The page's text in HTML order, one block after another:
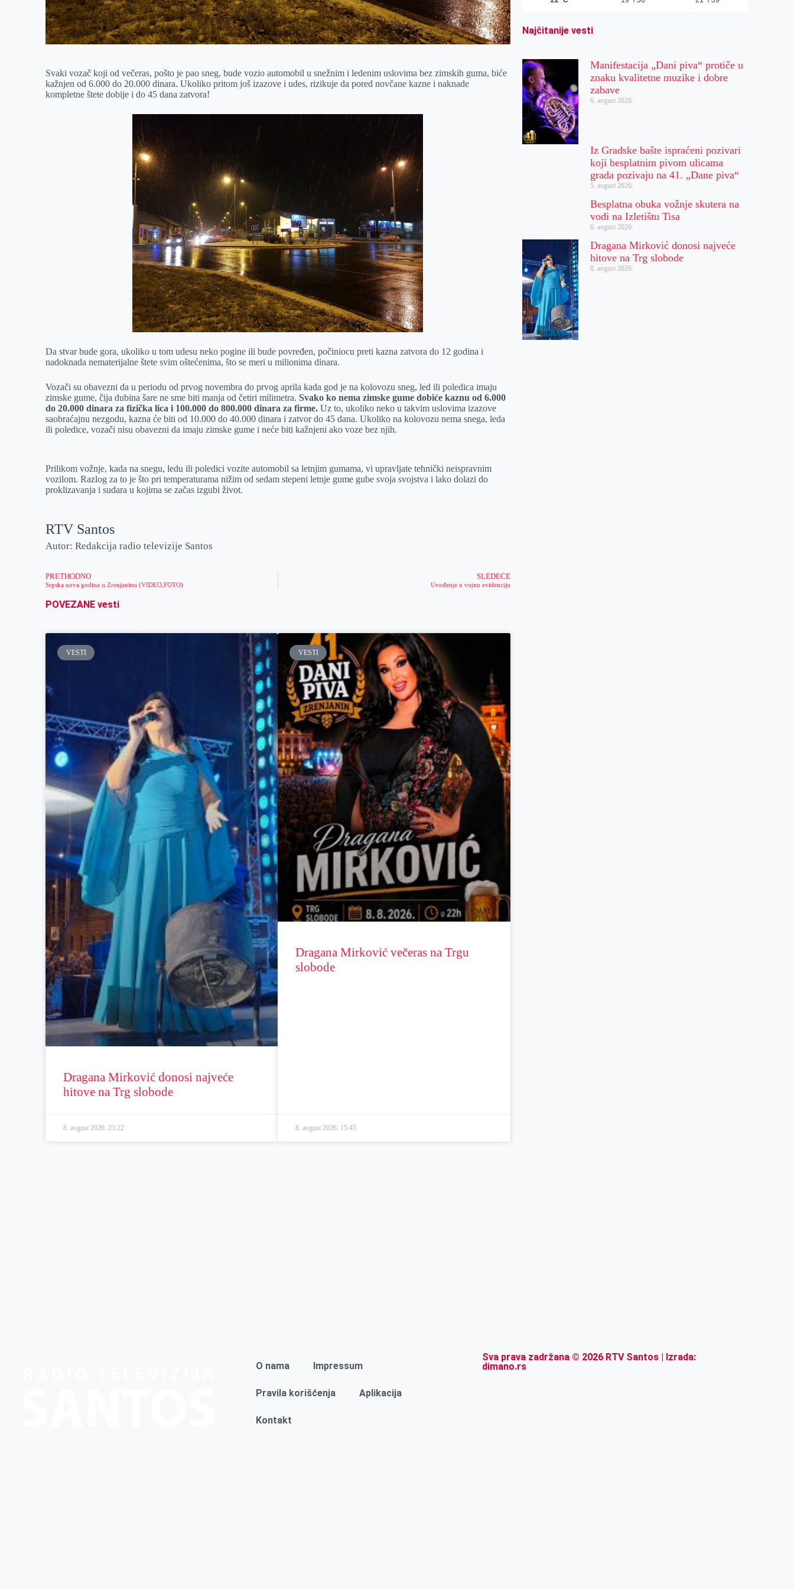
Svaki vozač koji od večeras, pošto je pao sneg, bude vozio automobil u snežnim i ledenim uslovima bez zimskih guma, biće
kažnjen od 6.000 do 20.000 dinara. Ukoliko pritom još izazove i udes, rizikuje da pored novčane kazne i naknade
kompletne štete dobije i do 45 dana zatvora!
Da stvar bude gora, ukoliko u tom udesu neko pogine ili bude povređen, počiniocu preti kazna zatvora do 12 godina i
nadoknada nematerijalne štete svim oštećenima, što se meri u milionima dinara.
Vozači su obavezni da u periodu od prvog novembra do prvog aprila kada god je na kolovozu sneg, led ili poledica imaju
zimske gume, čija dubina šare ne sme biti manja od četiri milimetra.Svako ko nema zimske gume dobiće kaznu od 6.000
do 20.000 dinara za fizička lica i 100.000 do 800.000 dinara za firme. Uz to, ukoliko neko u takvim uslovima izazove
saobraćajnu nezgodu, kazna će biti od 10.000 do 40.000 dinara i zatvor do 45 dana. Ukoliko na kolovozu nema snega, leda
ili poledice, vozači nisu obavezni da imaju zimske gume i neće biti kažnjeni ako voze bez njih.
Prilikom vožnje, kada na snegu, ledu ili poledici vozite automobil sa letnjim gumama, vi upravljate tehnički neispravnim
vozilom. Razlog za to je što pri temperaturama nižim od sedam stepeni letnje gume gube svoja svojstva i lako dolazi do
proklizavanja i sudara u kojima se začas izgubi život.
RTV Santos
Autor: Redakcija radio televizije Santos
PRETHODNO
Srpska nova godina u Zrenjaninu (VIDEO,FOTO)
SLEDEĆE
Uvođenje u vojnu evidenciju
POVEZANE vesti
VESTI
Dragana Mirković donosi najveće
hitove na Trg slobode
8. avgust 2026.23:22
VESTI
Dragana Mirković večeras na Trgu
slobode
8. avgust 2026. 15:45
Najčitanije vesti
Manifestacija „Dani piva“ protiče u
znaku kvalitetne muzike i dobre
zabave
6. avgust 2026.
Iz Gradske bašte ispraćeni pozivari
koji besplatnim pivom ulicama
grada pozivaju na 41. „Dane piva“
5. avgust 2026.
Besplatna obuka vožnje skutera na
vodi na Izletištu Tisa
6. avgust 2026.
Dragana Mirković donosi najveće
hitove na Trg slobode
8. avgust 2026.
O nama Impressum
Pravila korišćenja Aplikacija
Kontakt
Sva prava zadržana © 2026 RTV Santos | Izrada:
dimano.rs